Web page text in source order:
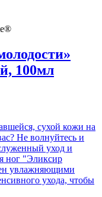
100мл
сухой кожи на
Не волнуйтесь и
уход и
ног "Эликсир
увлажняющими
ухода, чтобы